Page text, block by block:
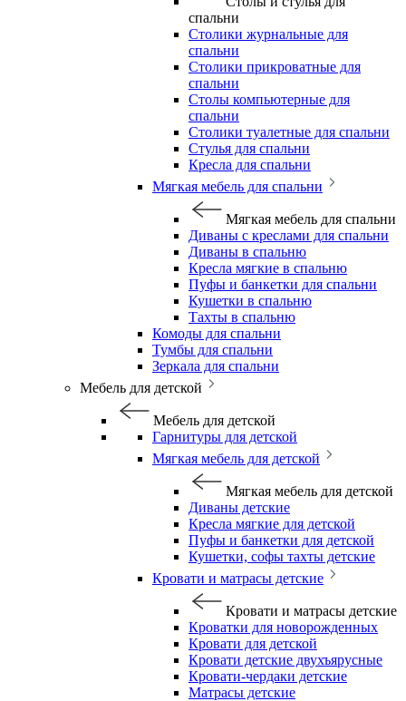
спальни
Столики журнальные для
спальни
Столики прикроватные для
спальни
Столы компьютерные для
спальни
Столики туалетные для спальни
Стулья для спальни
Кресла для спальни
Мягкая мебель для спальни
Мягкая мебель для спальни
Диваны с креслами для спальни
Диваны в спальню
Кресла мягкие в спальню
Пуфы и банкетки для спальни
Кушетки в спальню
Тахты в спальню
Комоды для спальни
Тумбы для спальни
Зеркала для спальни
Мебель для детской
Мебель для детской
Гарнитуры для детской
Мягкая мебель для детской
Мягкая мебель для детской
Диваны детские
Кресла мягкие для детской
Пуфы и банкетки для детской
Кушетки, софы тахты детские
Кровати и матрасы детские
Кровати и матрасы детские
Кроватки для новорожденных
Кровати для детской
Кровати детские двухъярусные
Кровати-чердаки детские
Матрасы детские